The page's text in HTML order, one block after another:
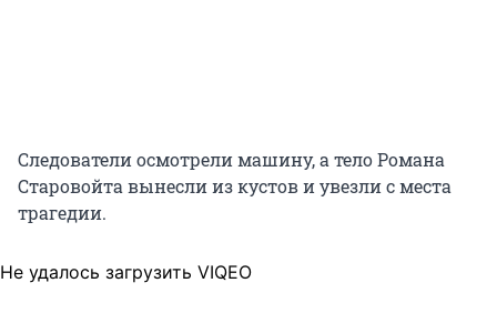
Следователи осмотрели машину, а тело Романа
Старовойта вынесли из кустов и увезли с места
трагедии.
Не удалось загрузить VIQEO